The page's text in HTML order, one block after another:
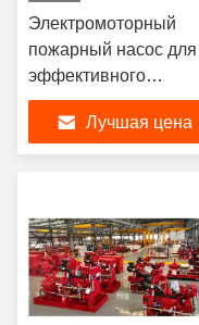
Электромоторный
пожарный насос для
эффективного
пожаротушения
SCF250-200-600 3500
GPM
Лучшая цена